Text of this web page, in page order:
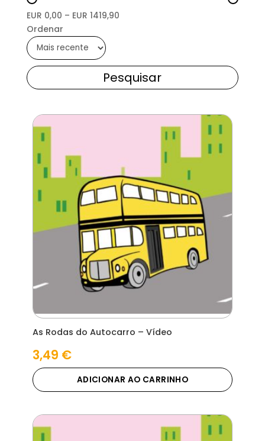
EUR 0,00 – EUR 1419,90
Ordenar
Pesquisar
As Rodas do Autocarro – Vídeo
3,49 €
ADICIONAR AO CARRINHO